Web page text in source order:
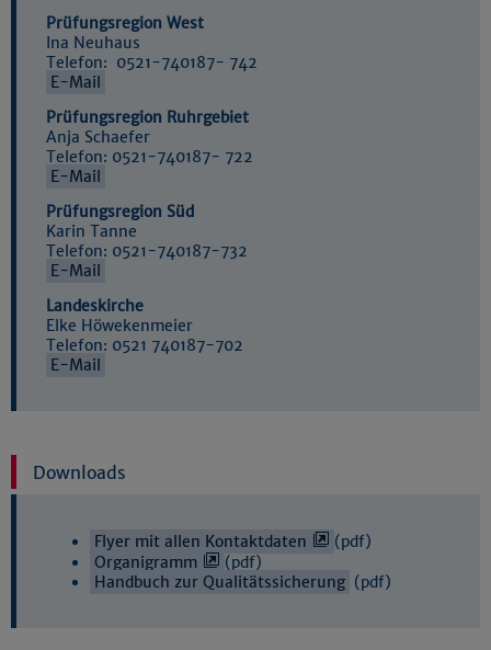
Prüfungsregion West
Ina Neuhaus
Telefon: 0521-740187- 742
E-Mail
Prüfungsregion Ruhrgebiet
Anja Schaefer
Telefon: 0521-740187- 722
E-Mail
Prüfungsregion Süd
Karin Tanne
Telefon: 0521-740187-732
E-Mail
Landeskirche
Elke Höwekenmeier
Telefon: 0521 740187-702
E-Mail
Downloads
Flyer mit allen Kontaktdaten
(pdf)
Organigramm
(pdf)
Handbuch zur Qualitätssicherung (pdf)